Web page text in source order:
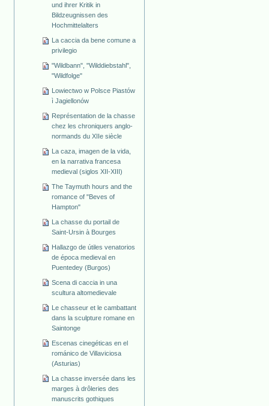
und ihrer Kritik in
Bildzeugnissen des
Hochmittelalters
La caccia da bene comune a
privilegio
"Wildbann", "Wilddiebstahl",
"Wildfolge"
Lowiectwo w Polsce Piastów
ì Jagiellonów
Représentation de la chasse
chez les chroniquers anglo-
normands du XIIe siècle
La caza, imagen de la vida,
en la narrativa francesa
medieval (siglos XII-XIII)
The Taymuth hours and the
romance of "Beves of
Hampton"
La chasse du portail de
Saint-Ursin à Bourges
Hallazgo de útiles venatorios
de época medieval en
Puentedey (Burgos)
Scena di caccia in una
scultura altomedievale
Le chasseur et le cambattant
dans la sculpture romane en
Saintonge
Escenas cinegéticas en el
románico de Villaviciosa
(Asturias)
La chasse inversée dans les
marges à drôleries des
manuscrits gothiques